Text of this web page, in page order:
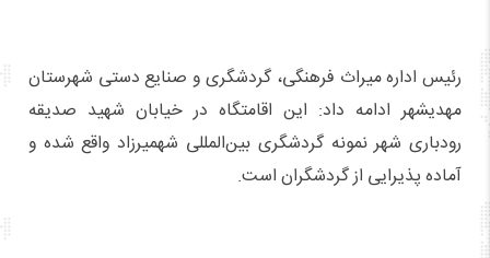
رئیس اداره میراث فرهنگی، گردشگری و صنایع دستی شهرستان
مهدیشهر ادامه داد: این اقامتگاه در خیابان شهید صدیقه
رودباری شهر نمونه گردشگری بین‌المللی شهمیرزاد واقع شده و
آماده پذیرایی از گردشگران است.